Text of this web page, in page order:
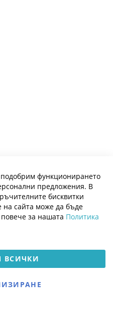
функционирането
предложения. В
бисквитки
на сайта може да бъде
за нашата Политика
ВСИЧКИ